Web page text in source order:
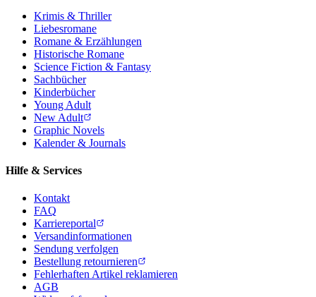
Krimis & Thriller
Liebesromane
Romane & Erzählungen
Historische Romane
Science Fiction & Fantasy
Sachbücher
Kinderbücher
Young Adult
New Adult
Graphic Novels
Kalender & Journals
Hilfe & Services
Kontakt
FAQ
Karriereportal
Versandinformationen
Sendung verfolgen
Bestellung retournieren
Fehlerhaften Artikel reklamieren
AGB